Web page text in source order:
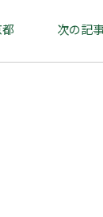
次の記